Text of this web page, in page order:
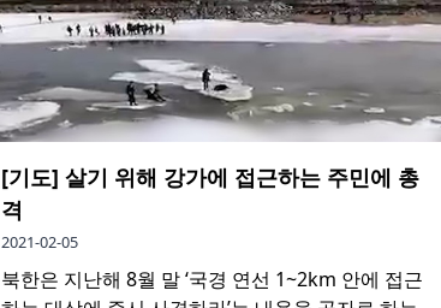
[기도] 살기 위해 강가에 접근하는 주민에 총
격
2021-02-05
북한은 지난해 8월 말 ‘국경 연선 1~2km 안에 접근